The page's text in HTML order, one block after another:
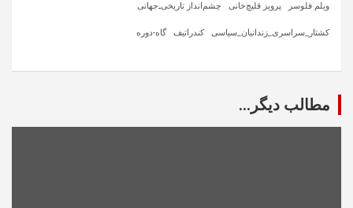
ویلم فلوسر پرویز قلیچ‌خانی چشم‌انداز تاریخی‌ـ‌جهانی
کشتار_سراسری_زندانیان_سیاسی کندراتیف گاه-دوره
مطالب دیگر...